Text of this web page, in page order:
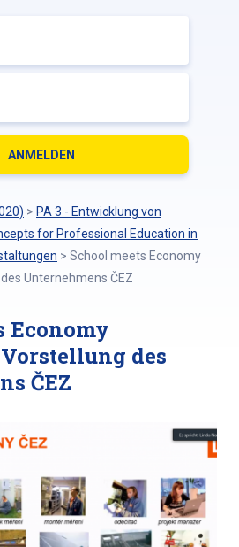
> PA 3 - Entwicklung von
for Professional Education in
> School meets Economy
Unternehmens ČEZ
Economy
des
ČEZ